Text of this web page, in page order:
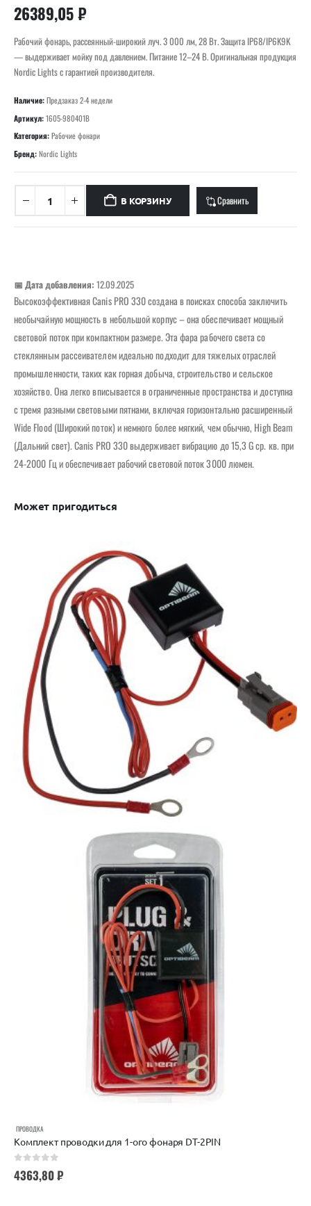
26389,05₽
Рабочий фонарь, рассеянный-широкий луч. 3 000 лм, 28 Вт. Защита IP68/IP6K9K
— выдерживает мойку под давлением. Питание 12–24 В. Оригинальная продукция
Nordic Lights с гарантией производителя.
Наличие:Предзаказ 2-4 недели
Артикул:1605-980401B
Категория:Рабочие фонари
Бренд:Nordic Lights
В КОРЗИНУ Сравнить
📅 Дата добавления: 12.09.2025
Высокоэффективная Canis PRO 330 создана в поисках способа заключить
необычайную мощность в небольшой корпус – она обеспечивает мощный
световой поток при компактном размере. Эта фара рабочего света со
стеклянным рассеивателем идеально подходит для тяжелых отраслей
промышленности, таких как горная добыча, строительство и сельское
хозяйство. Она легко вписывается в ограниченные пространства и доступна
с тремя разными световыми пятнами, включая горизонтально расширенный
Wide Flood (Широкий поток) и немного более мягкий, чем обычно, High Beam
(Дальний свет). Canis PRO 330 выдерживает вибрацию до 15,3 G ср. кв. при
24-2000 Гц и обеспечивает рабочий световой поток 3000 люмен.
Может пригодиться
ПРОВОДКА
Комплект проводки для 1-ого фонаря DT-2PIN
4363,80₽